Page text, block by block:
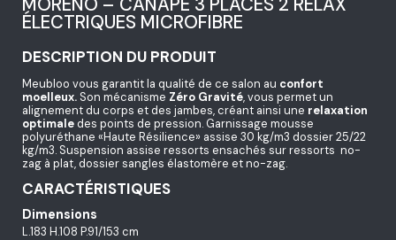
ÉLECTRIQUES MICROFIBRE
DESCRIPTION DU PRODUIT
Meubloo vous garantit la qualité de ce salon au confort
moelleux. Son mécanisme Zéro Gravité, vous permet un
alignement du corps et des jambes, créant ainsi une relaxation
optimaledes points de pression. Garnissage mousse
polyuréthane «Haute Résilience» assise 30 kg/m3 dossier 25/22
kg/m3. Suspension assise ressorts ensachés sur ressorts no-
zag à plat, dossier sangles élastomère et no-zag.
CARACTÉRISTIQUES
Dimensions
L.183 H.108 P.91/153 cm